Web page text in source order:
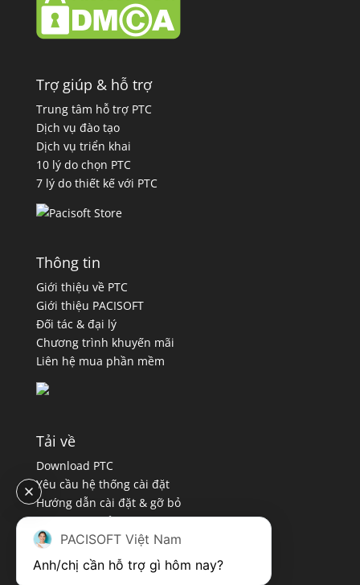
Trợ giúp & hỗ trợ
Trung tâm hỗ trợ PTC
Dịch vụ đào tạo
Dịch vụ triển khai
10 lý do chọn PTC
7 lý do thiết kế với PTC
Thông tin
Giới thiệu về PTC
Giới thiệu PACISOFT
Đối tác & đại lý
Chương trình khuyến mãi
Liên hệ mua phần mềm
Tải về
Download PTC
Yêu cầu hệ thống cài đặt
Hướng dẫn cài đặt & gỡ bỏ
Chính sách bảo mật
Quy định sử dụng
PACISOFT Việt Nam
Anh/chị cần hỗ trợ gì hôm nay?